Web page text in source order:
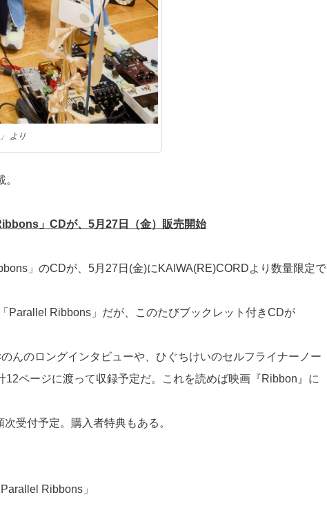
より
」CDが、5月27日（金）販売開始
」のCDが、5月27日(金)にKAIWA(RE)CORDより数量限定で
Parallel Ribbons」だが、このたびブックレット付きCDが
んのロングインタビューや、ひぐちけいのセルフライナーノー
ページに渡って収録予定だ。これを読めば映画『Ribbon』に
受付予定。購入者特典もある。
Ribbons」